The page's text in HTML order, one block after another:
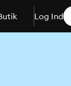
Log Ind